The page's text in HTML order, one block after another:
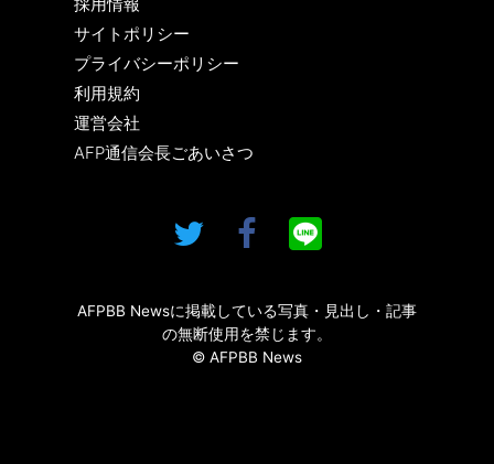
サイトポリシー
プライバシーポリシー
利用規約
運営会社
AFP通信会長ごあいさつ
AFPBB Newsに掲載している写真・見出し・記事
の無断使用を禁じます。
© AFPBB News